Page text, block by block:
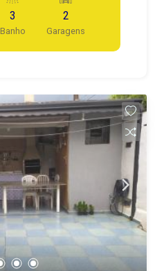
3
Banho
2
Garagens